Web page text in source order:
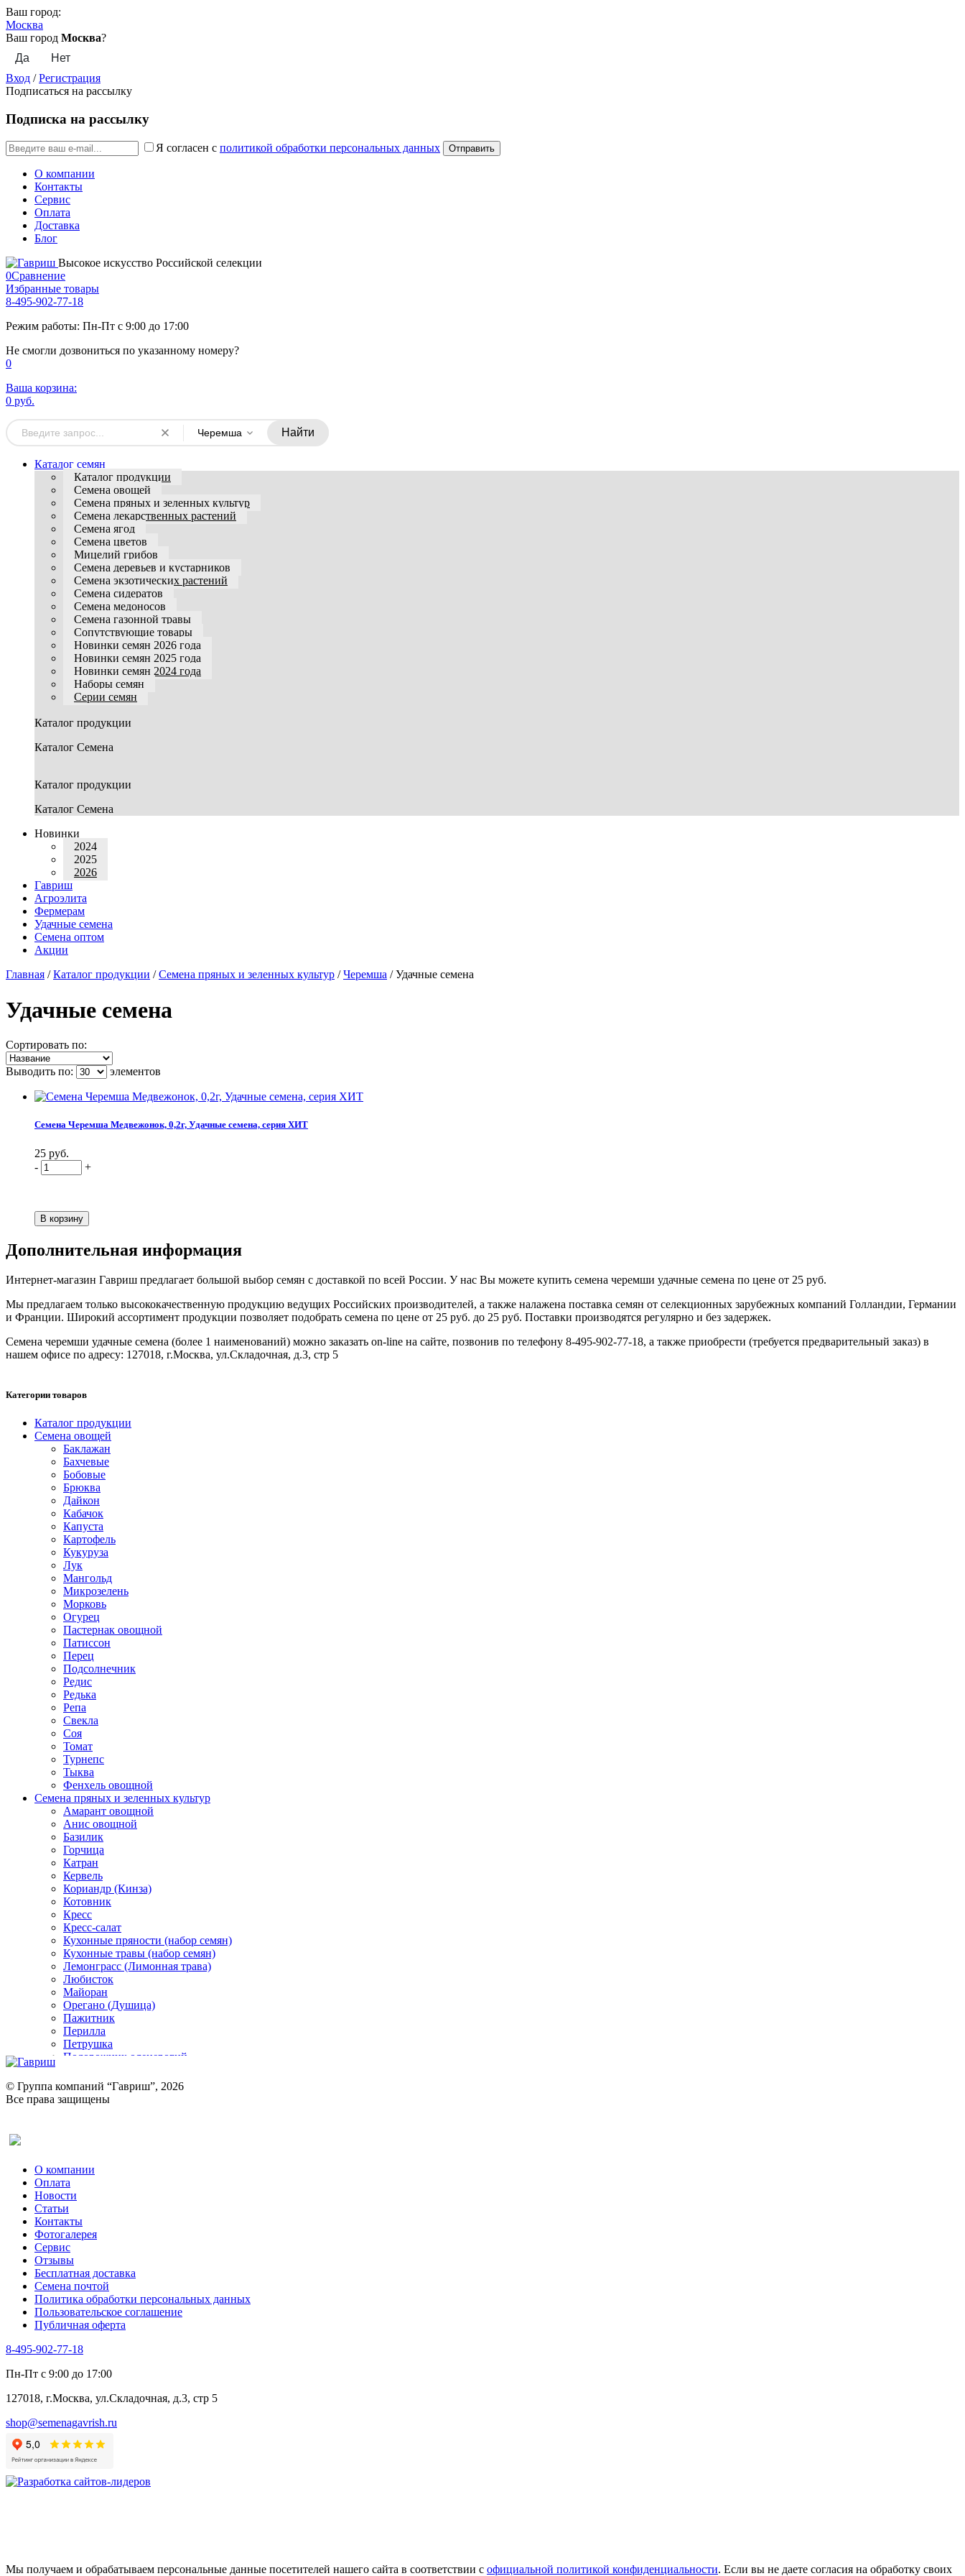
Ваш город:
Москва
Ваш город Москва?
Вход /Регистрация
Подписаться на рассылку
Подписка на рассылку
Я согласен с политикой обработки персональных данных
О компании
Контакты
Сервис
Оплата
Доставка
Блог
Высокое искусство Российской селекции
0Сравнение
Избранные товары
8-495-902-77-18
Режим работы: Пн-Пт с 9:00 до 17:00
Не смогли дозвониться по указанному номеру?
0
Ваша корзина:
0 руб.
Черемша Найти
Каталог семян
Каталог продукции
Семена овощей
Семена пряных и зеленных культур
Семена лекарственных растений
Семена ягод
Семена цветов
Мицелий грибов
Семена деревьев и кустарников
Семена экзотических растений
Семена сидератов
Семена медоносов
Семена газонной травы
Сопутствующие товары
Новинки семян 2026 года
Новинки семян 2025 года
Новинки семян 2024 года
Наборы семян
Серии семян
Каталог продукции
Каталог Семена
Каталог продукции
Каталог Семена
Новинки
2024
2025
2026
Гавриш
Агроэлита
Фермерам
Удачные семена
Семена оптом
Акции
Главная /Каталог продукции /Семена пряных и зеленных культур /Черемша /Удачные семена
Удачные семена
Сортировать по:
Выводить по: элементов
Семена Черемша Медвежонок, 0,2г, Удачные семена, серия ХИТ
25 руб.
-
+
Дополнительная информация
Интернет-магазин Гавриш предлагает большой выбор семян с доставкой по всей России. У нас Вы можете купить семена черемши удачные семена по цене от 25 руб.
Мы предлагаем только высококачественную продукцию ведущих Российских производителей, а также налажена поставка семян от селекционных зарубежных компаний Голландии, Германии
и Франции. Широкий ассортимент продукции позволяет подобрать семена по цене от 25 руб. до 25 руб. Поставки производятся регулярно и без задержек.
Семена черемши удачные семена (более 1 наименований) можно заказать on-line на сайте, позвонив по телефону 8-495-902-77-18, а также приобрести (требуется предварительный заказ) в
нашем офисе по адресу: 127018, г.Москва, ул.Складочная, д.3, стр 5
Категории товаров
Каталог продукции
Семена овощей
Баклажан
Бахчевые
Бобовые
Брюква
Дайкон
Кабачок
Капуста
Картофель
Кукуруза
Лук
Мангольд
Микрозелень
Морковь
Огурец
Пастернак овощной
Патиссон
Перец
Подсолнечник
Редис
Редька
Репа
Свекла
Соя
Томат
Турнепс
Тыква
Фенхель овощной
Семена пряных и зеленных культур
Амарант овощной
Анис овощной
Базилик
Горчица
Катран
Кервель
Кориандр (Кинза)
Котовник
Кресс
Кресс-салат
Кухонные пряности (набор семян)
Кухонные травы (набор семян)
Лемонграсс (Лимонная трава)
Любисток
Майоран
Орегано (Душица)
Пажитник
Перилла
Петрушка
Подорожник оленерогий
Ревень
Рукола
Рута
Тмин
Трава для чая
Туласи
Укроп
Фенхель пряный
Хризантема овощная
Цикорий пряный
Цикорий салатный (Витлуф)
Черемша
Шпинат
Щавель
Эндивий
Эстрагон
Алтей
Анис
Бессмертник
Валериана
Валерианелла
Гибискус лекарственный
Девясил
Душица
Змееголовник
© Группа компаний “Гавриш”, 2026
Все права защищены
О компании
Оплата
Новости
Статьи
Контакты
Фотогалерея​
Сервис
Отзывы
Бесплатная доставка
Семена почтой
Политика обработки персональных данных
Пользовательское соглашение
Публичная оферта
8-495-902-77-18
Пн-Пт с 9:00 до 17:00
127018, г.Москва, ул.Складочная, д.3, стр 5
shop@semenagavrish.ru
Мы получаем и обрабатываем персональные данные посетителей нашего сайта в соответствии с официальной политикой конфиденциальности. Если вы не даете согласия на обработку своих